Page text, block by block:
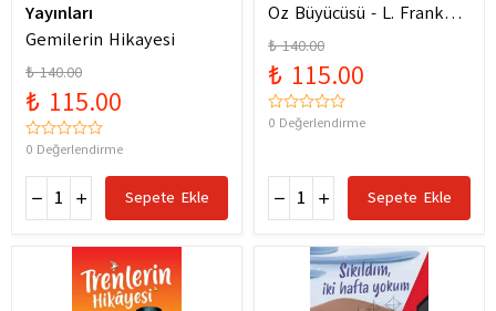
Yayınları
Gemilerin Hikayesi
₺ 140.00
₺ 115.00
0 Değerlendirme
Sepete Ekle
Oz Büyücüsü - L. Frank
Baum
₺ 140.00
₺ 115.00
0 Değerlendirme
Sepete Ekle